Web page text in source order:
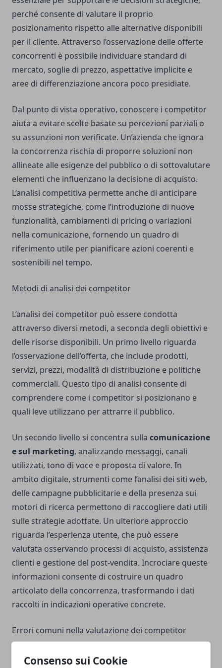
Consenso sui Cookie
perché consente di valutare il proprio
posizionamento rispetto alle alternative disponibili
per il cliente. Attraverso l’osservazione delle offerte
concorrenti è possibile individuare standard di
mercato, soglie di prezzo, aspettative implicite e
aree di differenziazione ancora poco presidiate.
Dal punto di vista operativo, conoscere i competitor
aiuta a evitare scelte basate su percezioni parziali o
su assunzioni non verificate. Un’azienda che ignora
la concorrenza rischia di proporre soluzioni non
allineate alle esigenze del pubblico o di sottovalutare
elementi che influenzano la decisione di acquisto.
L’analisi competitiva permette anche di anticipare
mosse strategiche, come l’introduzione di nuove
funzionalità, cambiamenti di pricing o variazioni
nella comunicazione, fornendo un quadro di
riferimento utile per pianificare azioni coerenti e
sostenibili nel tempo.
Metodi di analisi dei competitor
L’analisi dei competitor può essere condotta
attraverso diversi metodi, a seconda degli obiettivi e
delle risorse disponibili. Un primo livello riguarda
l’osservazione dell’offerta, che include prodotti,
servizi, prezzi, modalità di distribuzione e politiche
commerciali. Questo tipo di analisi consente di
comprendere come i competitor si posizionano e
quali leve utilizzano per attrarre il pubblico.
Un secondo livello si concentra sulla comunicazione
e sul marketing, analizzando messaggi, canali
utilizzati, tono di voce e proposta di valore. In
ambito digitale, strumenti come l’analisi dei siti web,
delle campagne pubblicitarie e della presenza sui
motori di ricerca permettono di raccogliere dati utili
sulle strategie adottate. Un ulteriore approccio
riguarda l’esperienza utente, che può essere
valutata osservando processi di acquisto, assistenza
clienti e gestione del post-vendita. Incrociare queste
informazioni consente di costruire un quadro
articolato della concorrenza, trasformando i dati
raccolti in indicazioni operative concrete.
Errori comuni nella valutazione dei competitor
Un errore frequente nell’analisi dei competitor